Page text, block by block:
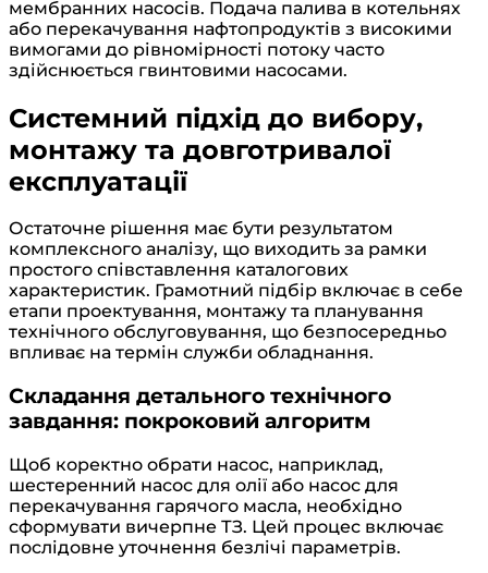
мембранних насосів. Подача палива в котельнях
або перекачування нафтопродуктів з високими
вимогами до рівномірності потоку часто
здійснюється гвинтовими насосами.
Системний підхід до вибору,
монтажу та довготривалої
експлуатації
Остаточне рішення має бути результатом
комплексного аналізу, що виходить за рамки
простого співставлення каталогових
характеристик. Грамотний підбір включає в себе
етапи проектування, монтажу та планування
технічного обслуговування, що безпосередньо
впливає на термін служби обладнання.
Складання детального технічного
завдання: покроковий алгоритм
Щоб коректно обрати насос, наприклад,
шестеренний насос для олії або насос для
перекачування гарячого масла, необхідно
сформувати вичерпне ТЗ. Цей процес включає
послідовне уточнення безлічі параметрів.